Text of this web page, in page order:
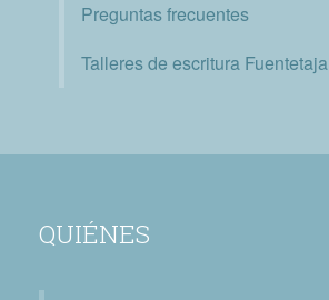
Preguntas frecuentes
Talleres de escritura Fuentetaja
QUIÉNES